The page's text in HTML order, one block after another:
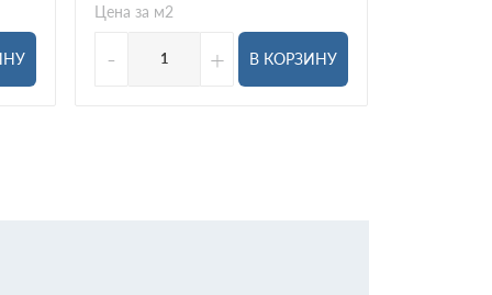
Цена за м2
- + В КОРЗИНУ